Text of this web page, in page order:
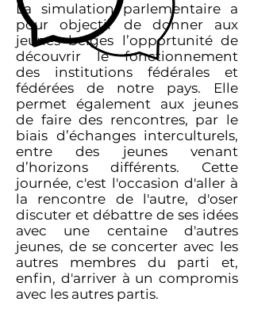
La simulation parlementaire a
pour objectif de donner aux
jeunes belges l’opportunité de
découvrir le fonctionnement
des institutions fédérales et
fédérées de notre pays. Elle
permet également aux jeunes
de faire des rencontres, par le
biais d’échanges interculturels,
entre des jeunes venant
d’horizons différents. Cette
journée, c'est l'occasion d'aller à
la rencontre de l'autre, d'oser
discuter et débattre de ses idées
avec une centaine d'autres
jeunes, de se concerter avec les
autres membres du parti et,
enfin, d'arriver à un compromis
avec les autres partis.